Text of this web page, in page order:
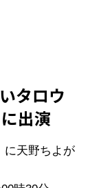
タロウ
出演
に天野ちよが